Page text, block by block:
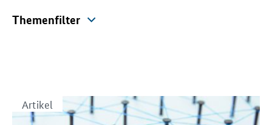
Themenfilter
Bürgerkommunikation
EU-Themen
Artikel